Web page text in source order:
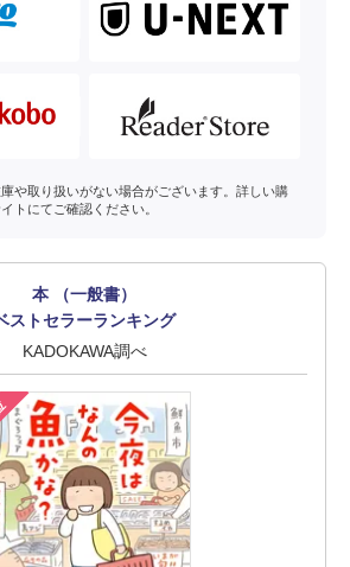
や取り扱いがない場合がございます。詳しい購
トにてご確認ください。
本 （一般書）
ストセラーランキング
KADOKAWA調べ